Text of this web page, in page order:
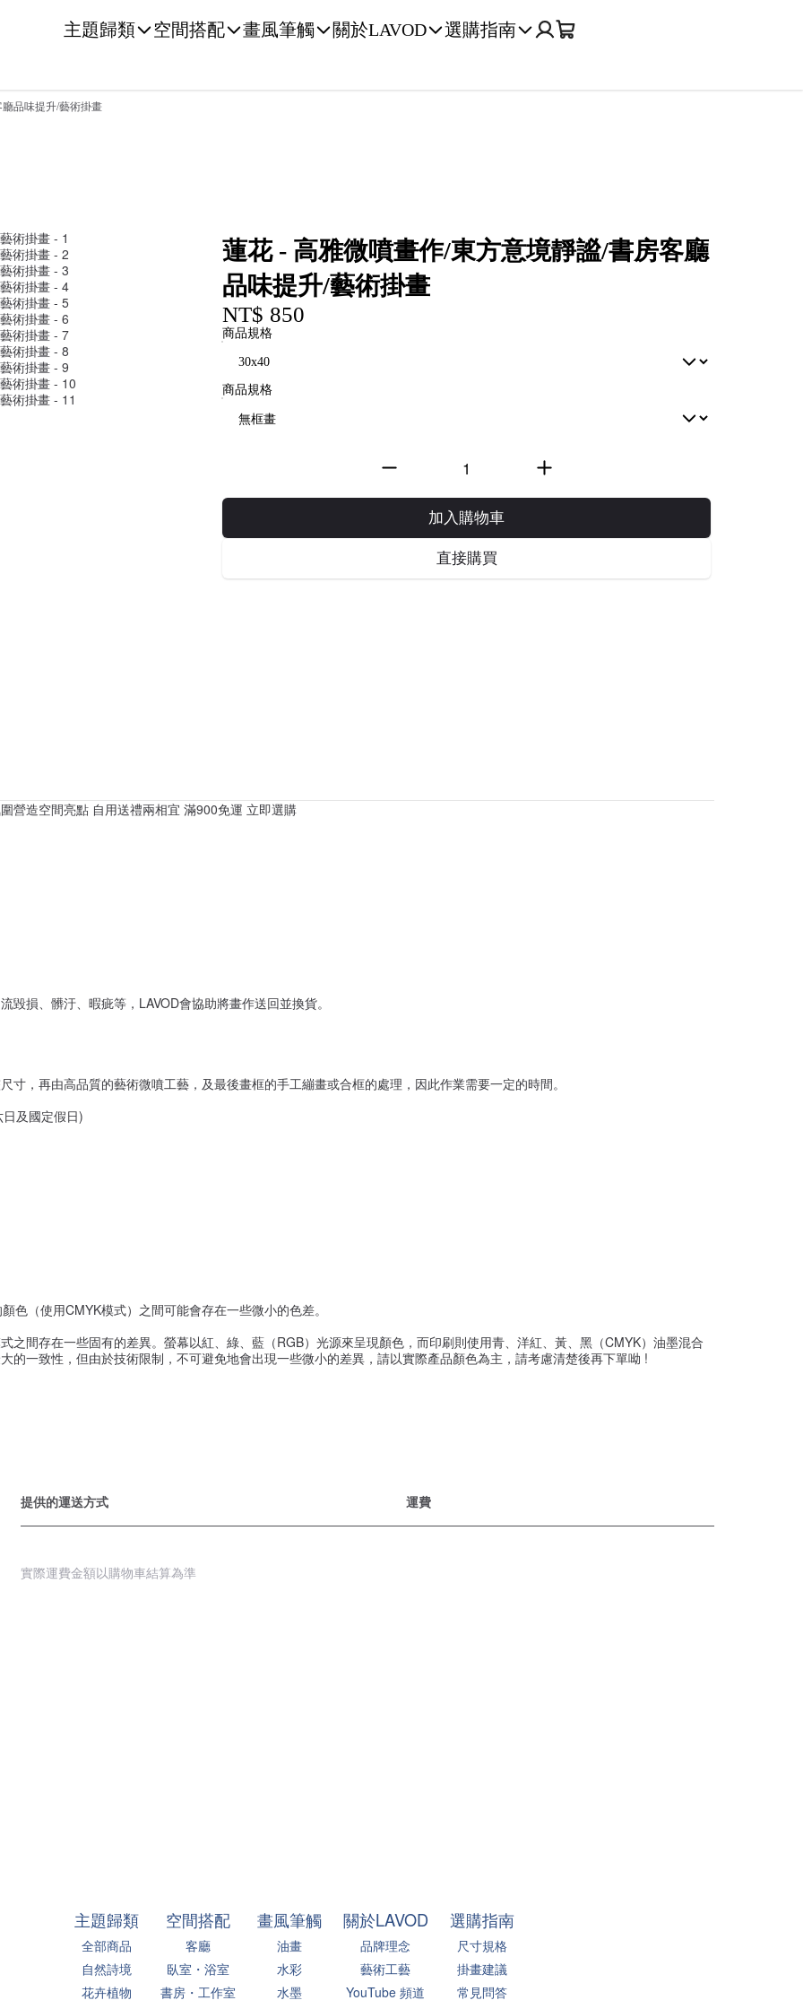
主題歸類 空間搭配 畫風筆觸 關於LAVOD 選購指南
品味提升/藝術掛畫
蓮花 - 高雅微噴畫作/東方意境靜謐/書房客廳
品味提升/藝術掛畫
NT$ 850
商品規格
商品規格
加入購物車
直接購買
營造空間亮點 自用送禮兩相宜 滿900免運 立即選購
損、髒汙、暇疵等，LAVOD會協助將畫作送回並換貨。
，再由高品質的藝術微噴工藝，及最後畫框的手工繃畫或合框的處理，因此作業需要一定的時間。
及國定假日)
色（使用CMYK模式）之間可能會存在一些微小的色差。
之間存在一些固有的差異。螢幕以紅、綠、藍（RGB）光源來呈現顏色，而印刷則使用青、洋紅、黃、黑（CMYK）油墨混合
的一致性，但由於技術限制，不可避免地會出現一些微小的差異，請以實際產品顏色為主，請考慮清楚後再下單呦 !
提供的運送方式 運費
實際運費金額以購物車結算為準
主題歸類
全部商品
自然詩境
花卉植物
空間搭配
客廳
臥室・浴室
書房・工作室
畫風筆觸
油畫
水彩
水墨
關於LAVOD
品牌理念
藝術工藝
YouTube 頻道
選購指南
尺寸規格
掛畫建議
常見問答